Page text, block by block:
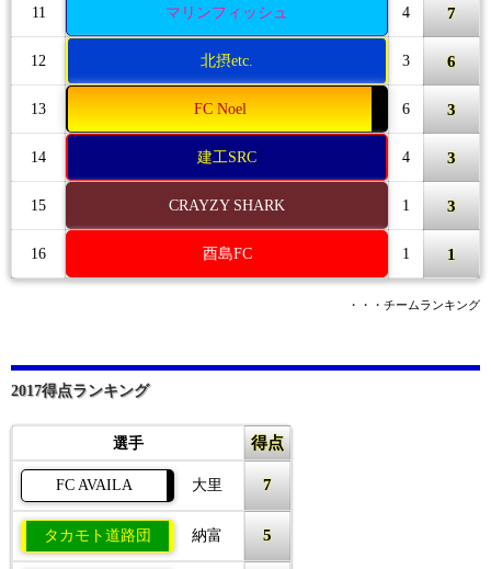
11 マリンフィッシュ 4 7
12 北摂etc. 3 6
13 FC Noel 6 3
14 建工SRC 4 3
15 CRAYZY SHARK 1 3
16 酉島FC 1 1
・・・チームランキング
2017得点ランキング
選手 得点
FC AVAILA 大里 7
タカモト道路団 納富 5